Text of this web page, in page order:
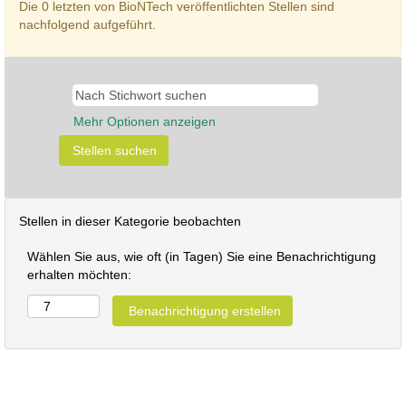
Die 0 letzten von BioNTech veröffentlichten Stellen sind
nachfolgend aufgeführt.
Mehr Optionen anzeigen
Stellen in dieser Kategorie beobachten
Wählen Sie aus, wie oft (in Tagen) Sie eine Benachrichtigung
erhalten möchten: